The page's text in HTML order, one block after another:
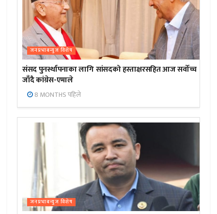
जनप्रभाबन्युज विशेष
संसद पुनर्स्थापनाका लागि सांसदको हस्ताक्षरसहित आज सर्वोच्च
जाँदै कांग्रेस-एमाले
8 MONTHS पहिले
जनप्रभाबन्युज विशेष